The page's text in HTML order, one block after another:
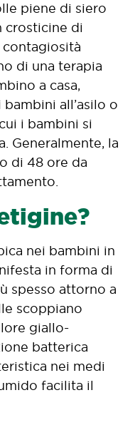
piene di siero
crosticine di
contagiosità
di una terapia
a casa,
all’asilo o
i bambini si
Generalmente, la
di 48 ore da
nei bambini in
in forma di
spesso attorno a
scoppiano
giallo-
batterica
nei medi
facilita il